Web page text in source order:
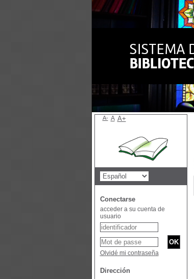
A- A A+
Conectarse
acceder a su cuenta de
usuario
Olvidé mi contraseña
Dirección